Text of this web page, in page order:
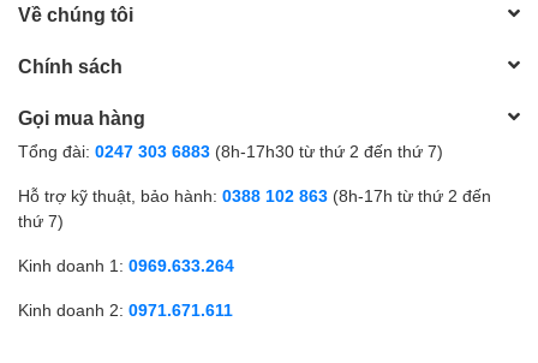
Về chúng tôi
Chính sách
Gọi mua hàng
Tổng đài: 0247 303 6883 (8h-17h30 từ thứ 2 đến thứ 7)
Hỗ trợ kỹ thuật, bảo hành: 0388 102 863 (8h-17h từ thứ 2 đến
thứ 7)
Kinh doanh 1: 0969.633.264
Kinh doanh 2: 0971.671.611